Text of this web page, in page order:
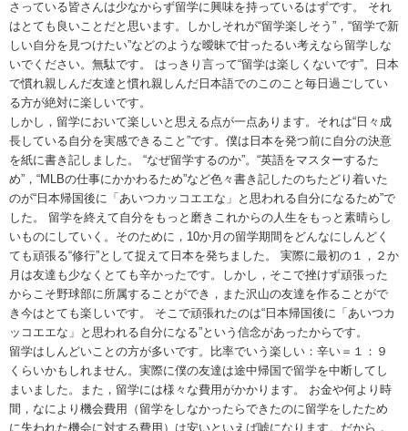
さっている皆さんは少なからず留学に興味を持っているはずです。 それ
はとても良いことだと思います。しかしそれが“留学楽しそう”，“留学で新
しい自分を見つけたい”などのような曖昧で甘ったるい考えなら留学しな
いでください。無駄です。 はっきり言って“留学は楽しくないです”。日本
で慣れ親しんだ友達と慣れ親しんだ日本語でのこのこと毎日過ごしてい
る方が絶対に楽しいです。
しかし，留学において楽しいと思える点が一点あります。それは“日々成
長している自分を実感できること”です。僕は日本を発つ前に自分の決意
を紙に書き記しました。 “なぜ留学するのか”。“英語をマスターするた
め”，“MLBの仕事にかかわるため”など色々書き記したのちたどり着いた
のが“日本帰国後に「あいつカッコエエな」と思われる自分になるため”で
した。 留学を終えて自分をもっと磨きこれからの人生をもっと素晴らし
いものにしていく。そのために，10か月の留学期間をどんなにしんどく
ても頑張る“修行”として捉えて日本を発ちました。 実際に最初の１，２か
月は友達も少なくとても辛かったです。しかし，そこで挫けず頑張った
からこそ野球部に所属することができ，また沢山の友達を作ることがで
き今はとても楽しいです。 そこで頑張れたのは“日本帰国後に「あいつカ
ッコエエな」と思われる自分になる”という信念があったからです。
留学はしんどいことの方が多いです。比率でいう楽しい：辛い＝１：９
くらいかもしれません。実際に僕の友達は途中帰国で留学を中断してし
まいました。また，留学には様々な費用がかかります。 お金や何より時
間，なにより機会費用（留学をしなかったらできたのに留学をしたため